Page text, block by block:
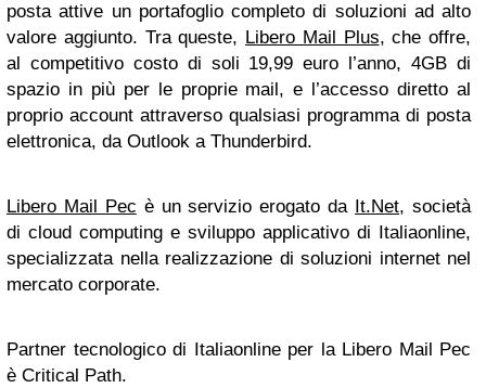
posta attive un portafoglio completo di soluzioni ad alto
valore aggiunto. Tra queste, Libero Mail Plus, che offre,
al competitivo costo di soli 19,99 euro l’anno, 4GB di
spazio in più per le proprie mail, e l’accesso diretto al
proprio account attraverso qualsiasi programma di posta
elettronica, da Outlook a Thunderbird.
Libero Mail Pec è un servizio erogato da It.Net, società
di cloud computing e sviluppo applicativo di Italiaonline,
specializzata nella realizzazione di soluzioni internet nel
mercato corporate.
Partner tecnologico di Italiaonline per la Libero Mail Pec
è Critical Path.